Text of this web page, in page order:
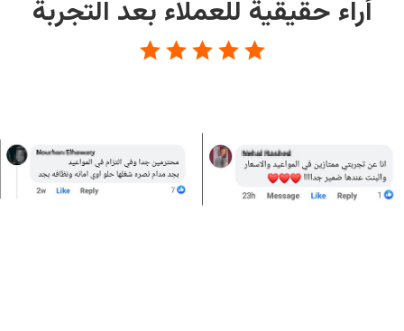
أراء حقيقية للعملاء بعد التجربة